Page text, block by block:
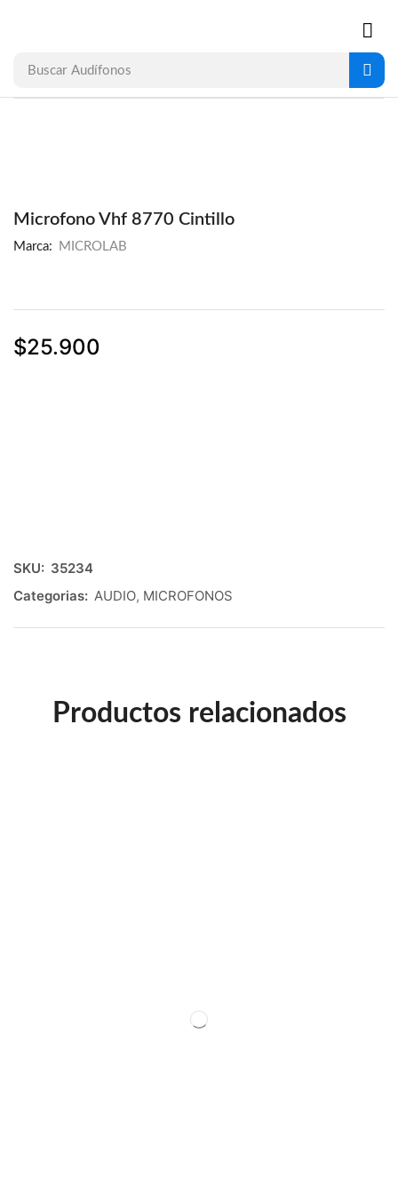
Buscar Audífonos
Microfono Vhf 8770 Cintillo
Marca: MICROLAB
$25.900
SKU: 35234
Categorias: AUDIO, MICROFONOS
Productos relacionados